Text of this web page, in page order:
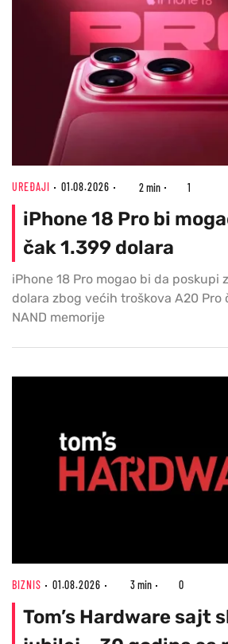
UREĐAJI 01.08.2026 2 min 1
iPhone 18 Pro bi
čak 1.399 dolara
iPhone 18 Pro mogao bi da poskupi
dolara zbog većih troškova A20 Pro
NAND memorije
BIZNIS 01.08.2026 3 min 0
Tom’s Hardware sajt